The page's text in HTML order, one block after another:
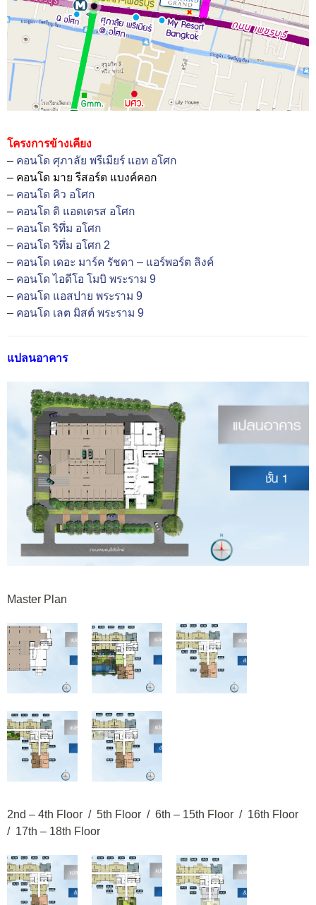
โครงการข้างเคียง
– คอนโด ศุภาลัย พรีเมียร์ แอท อโศก
– คอนโด มาย รีสอร์ต แบงค์คอก
– คอนโด คิว อโศก
– คอนโด ดิ แอดเดรส อโศก
– คอนโด ริทึ่ม อโศก
– คอนโด ริทึ่ม อโศก 2
– คอนโด เดอะ มาร์ค รัชดา – แอร์พอร์ต ลิงค์
– คอนโด ไอดีโอ โมบิ พระราม 9
– คอนโด แอสปาย พระราม 9
– คอนโด เลต มิสต์ พระราม 9
แปลนอาคาร
Master Plan
2nd – 4th Floor / 5th Floor / 6th – 15th Floor / 16th Floor
/ 17th – 18th Floor